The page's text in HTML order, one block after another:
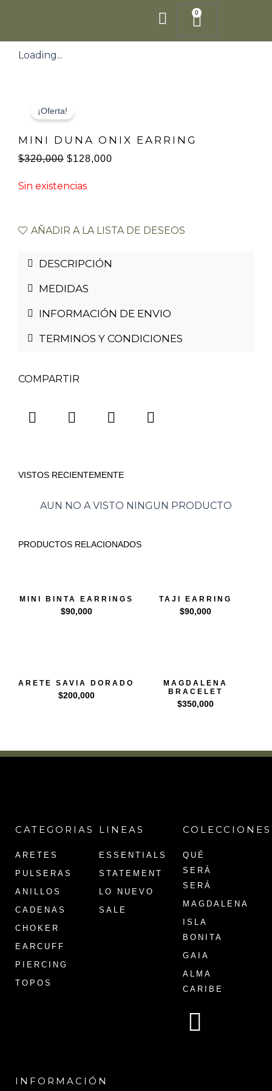
0
Cart
Loading...
¡Oferta!
MINI DUNA ONIX EARRING
$320,000
precio
$320,000.
$128,000
$128,000.
Sin existencias
AÑADIR A LA LISTA DE DESEOS
DESCRIPCIÓN
MEDIDAS
INFORMACIÓN DE ENVIO
TERMINOS Y CONDICIONES
COMPARTIR
VISTOS RECIENTEMENTE
AUN NO A VISTO NINGUN PRODUCTO
PRODUCTOS RELACIONADOS
MINI BINTA EARRINGS
$90,000
TAJI EARRING
$90,000
ARETE SAVIA DORADO
$200,000
MAGDALENA
BRACELET
$350,000
CATEGORIAS
ARETES
PULSERAS
ANILLOS
CADENAS
CHOKER
EARCUFF
PIERCING
TOPOS
LINEAS
ESSENTIALS
STATEMENT
LO NUEVO
SALE
COLECCIONES
QUÉ
SERÁ
SERÁ
MAGDALENA
ISLA
BONITA
GAIA
ALMA
CARIBE
INFORMACIÓN